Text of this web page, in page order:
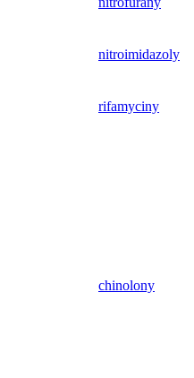
nitroimidazoly
rifamyciny
chinolony